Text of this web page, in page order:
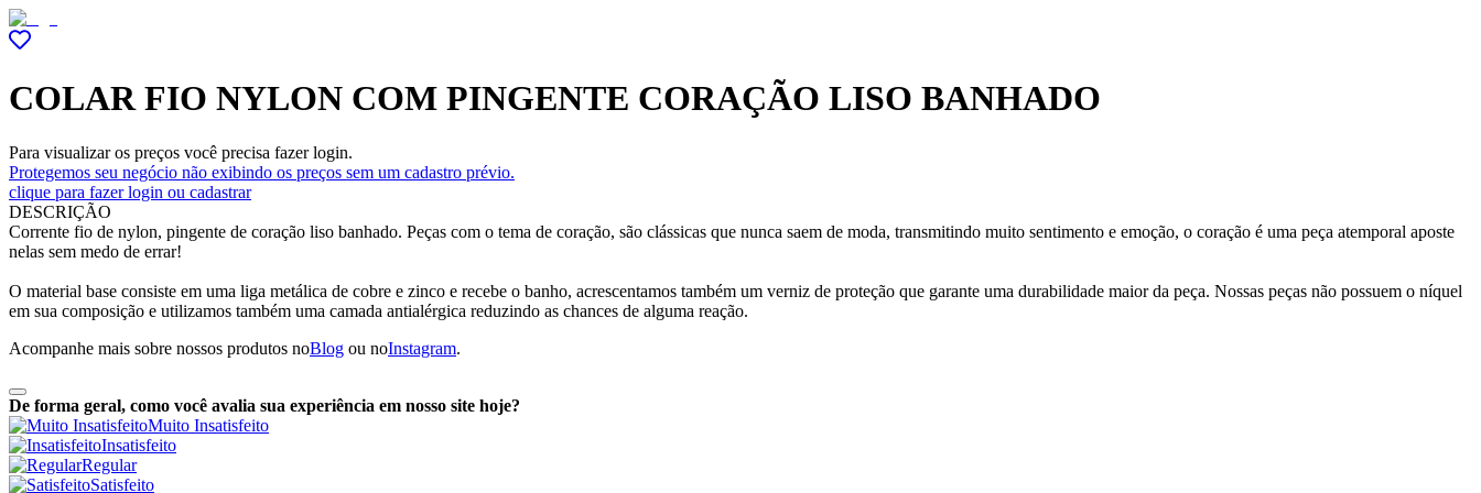
COLAR FIO NYLON COM PINGENTE CORAÇÃO LISO BANHADO
Para visualizar os preços você precisa fazer login.
Protegemos seu negócio não exibindo os preços sem um cadastro prévio.
clique para fazer login ou cadastrar
DESCRIÇÃO
Corrente fio de nylon, pingente de coração liso banhado. Peças com o tema de coração, são clássicas que nunca saem de moda, transmitindo muito sentimento e emoção, o coração é uma peça atemporal aposte
nelas sem medo de errar!
O material base consiste em uma liga metálica de cobre e zinco e recebe o banho, acrescentamos também um verniz de proteção que garante uma durabilidade maior da peça. Nossas peças não possuem o níquel
em sua composição e utilizamos também uma camada antialérgica reduzindo as chances de alguma reação.
Acompanhe mais sobre nossos produtos noBlog ou noInstagram.
De forma geral, como você avalia sua experiência em nosso site hoje?
Muito Insatisfeito
Insatisfeito
Regular
Satisfeito